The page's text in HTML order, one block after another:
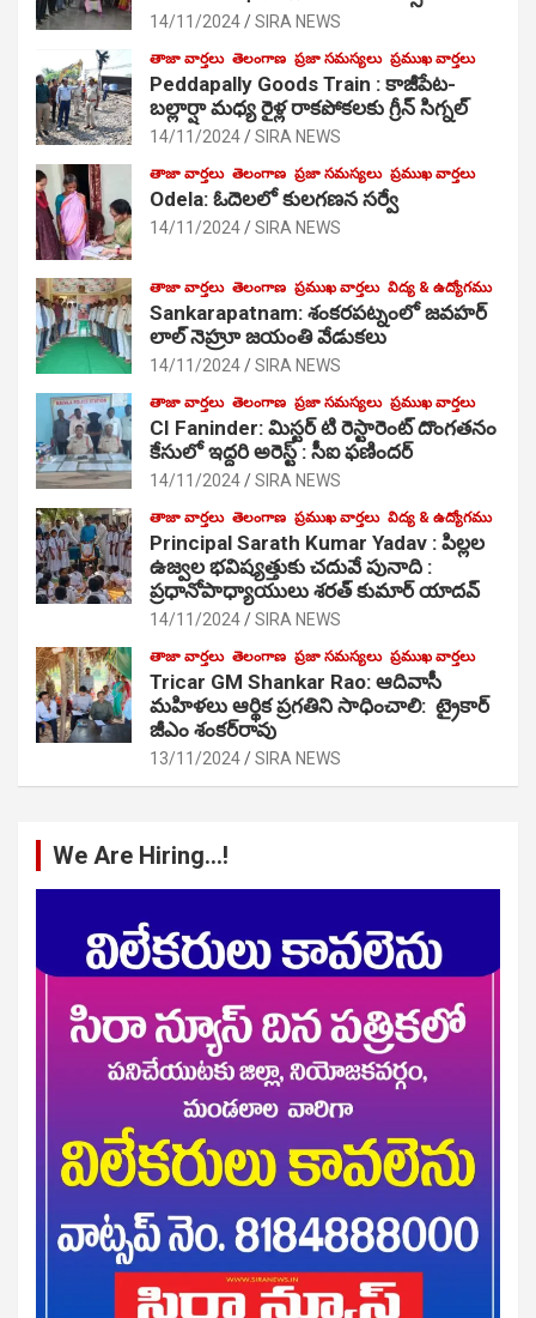
14/11/2024 SIRA NEWS
తాజా వార్తలు తెలంగాణ ప్రజా సమస్యలు ప్రముఖ వార్తలు
Peddapally Goods Train : కాజీపేట-
బల్లార్షా మధ్య రైళ్ల రాకపోకలకు గ్రీన్ సిగ్నల్
14/11/2024 SIRA NEWS
తాజా వార్తలు తెలంగాణ ప్రజా సమస్యలు ప్రముఖ వార్తలు
Odela: ఓదెలలో కులగణన సర్వే
14/11/2024 SIRA NEWS
తాజా వార్తలు తెలంగాణ ప్రముఖ వార్తలు విద్య & ఉద్యోగము
Sankarapatnam: శంకరపట్నంలో జవహర్
లాల్ నెహ్రూ జయంతి వేడుకలు
14/11/2024 SIRA NEWS
తాజా వార్తలు తెలంగాణ ప్రజా సమస్యలు ప్రముఖ వార్తలు
CI Faninder: మిస్టర్ టి రెస్టారెంట్ దొంగతనం
కేసులో ఇద్దరి అరెస్ట్ : సీఐ ఫణిందర్
14/11/2024 SIRA NEWS
తాజా వార్తలు తెలంగాణ ప్రముఖ వార్తలు విద్య & ఉద్యోగము
Principal Sarath Kumar Yadav : పిల్లల
ఉజ్వల భవిష్యత్తుకు చదువే పునాది :
ప్రధానోపాధ్యాయులు శరత్ కుమార్ యాదవ్
14/11/2024 SIRA NEWS
తాజా వార్తలు తెలంగాణ ప్రజా సమస్యలు ప్రముఖ వార్తలు
Tricar GM Shankar Rao: ఆదివాసీ
మహిళలు ఆర్థిక ప్రగతిని సాధించాలి: ట్రైకార్
జీఎం శంకర్‌రావు
13/11/2024 SIRA NEWS
We Are Hiring…!